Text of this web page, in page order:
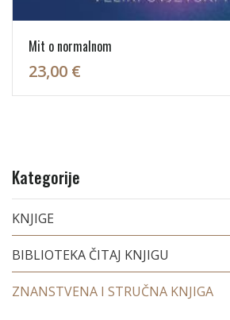
Mit o normalnom
23,00 €
Kategorije
KNJIGE
BIBLIOTEKA ČITAJ KNJIGU
ZNANSTVENA I STRUČNA KNJIGA